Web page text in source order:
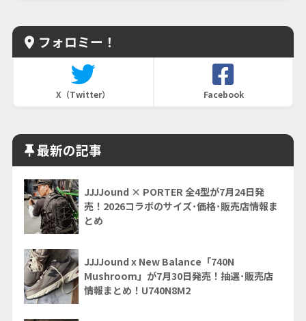
フォロミー！
X（Twitter） Facebook
最新の記事
JJJJound × PORTER 全4型が7月24日発
売！2026コラボのサイズ･価格･販売店情報ま
とめ
JJJJound x New Balance「740N
Mushroom」が7月30日発売！抽選･販売店
情報まとめ！U740N8M2